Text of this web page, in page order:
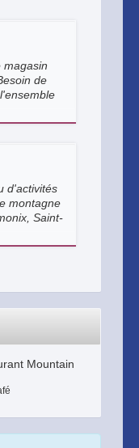
magasin
de
d'activités
montagne
Saint-
la
Mountain